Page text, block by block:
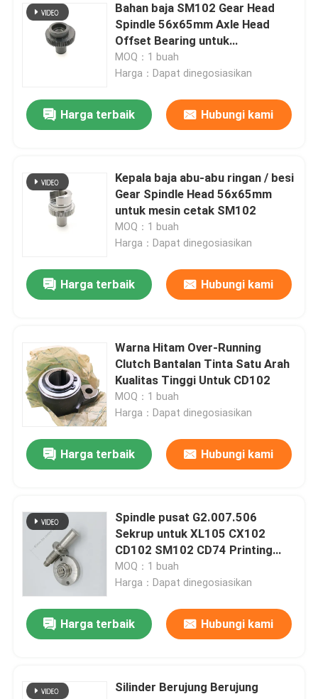
Produk
Tentang Kami
Tur Pabrik
Hubungi Kami
Kasus
Bagian Cetak Offset
Suku Cadang Mesin Cetak Heidelberg
suku cadang Muller Martini
Sabuk Hisap
Motor Heidelberg
Wash Up Blades
Suku Cadang Mesin Offset
Bahan baja SM102 Gear Head
Spindle 56x65mm Axle Head
Offset Bearing untuk
Speedmaster 102
MOQ：1 buah
Harga：Dapat dinegosiasikan
Harga terbaik Hubungi kami
Kepala baja abu-abu ringan / besi
Gear Spindle Head 56x65mm
untuk mesin cetak SM102
MOQ：1 buah
Harga：Dapat dinegosiasikan
Harga terbaik Hubungi kami
Warna Hitam Over-Running
Clutch Bantalan Tinta Satu Arah
Kualitas Tinggi Untuk CD102
MOQ：1 buah
Harga：Dapat dinegosiasikan
Harga terbaik Hubungi kami
Spindle pusat G2.007.506
Sekrup untuk XL105 CX102
CD102 SM102 CD74 Printing
Spare Parts dengan harga pabrik
asli dan pengiriman cepat
MOQ：1 buah
Harga：Dapat dinegosiasikan
Harga terbaik Hubungi kami
Silinder Berujung Berujung